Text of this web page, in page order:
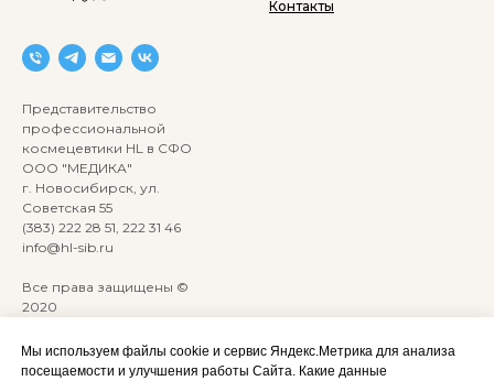
Мы используем файлы cookie и сервис Яндекс.Метрика для анализа
посещаемости и улучшения работы Сайта. Какие данные
Представительство
профессиональной
космецевтики HL в СФО
ООО "МЕДИКА"
г. Новосибирск, ул.
Советская 55
(383) 222 28 51, 222 31 46
info@hl-sib.ru
Все права защищены ©
2020
ANKRYONK
Контакты